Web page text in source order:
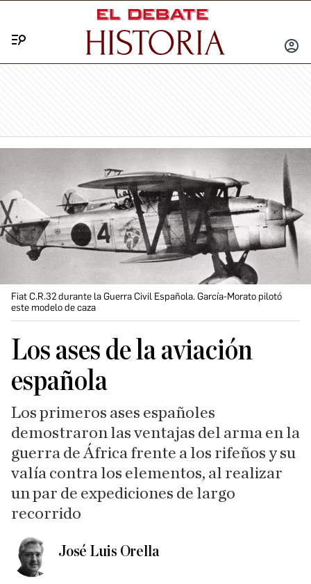
INICIAR
Fiat C.R.32 durante la Guerra Civil Española. García-Morato pilotó
este modelo de caza
Los ases de la aviación
española
Los primeros ases españoles
demostraron las ventajas del arma en la
guerra de África frente a los rifeños y su
valía contra los elementos, al realizar
un par de expediciones de largo
recorrido
José Luis Orella